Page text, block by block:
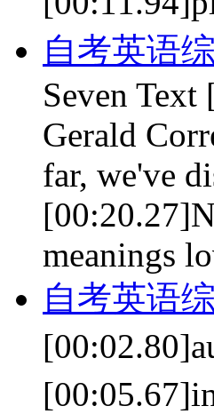
自考英语
Seven
Gerald
far, we've
meanings
自考英语